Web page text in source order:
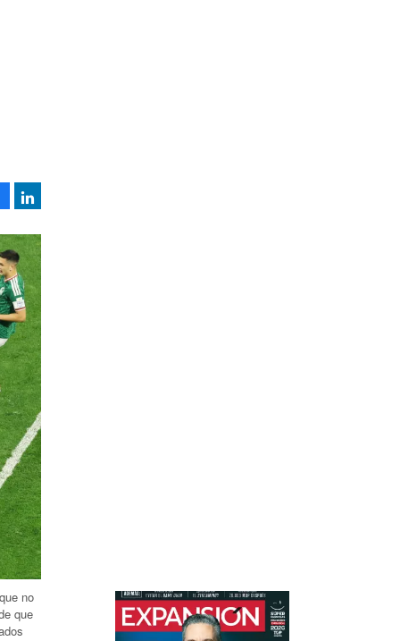
Facebook
no
que